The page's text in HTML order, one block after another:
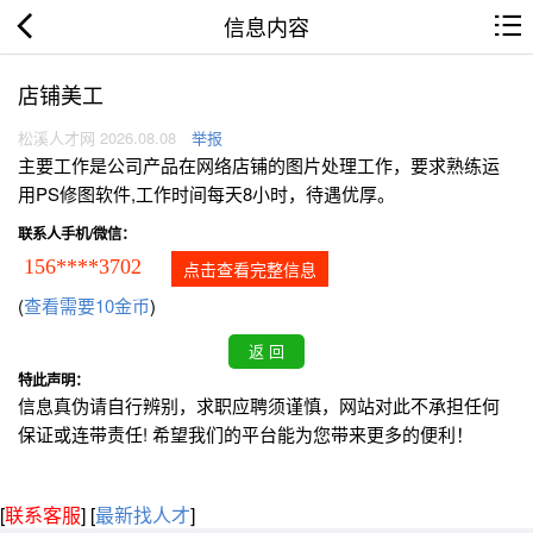
信息内容
店铺美工
松溪人才网 2026.08.08 举报
主要工作是公司产品在网络店铺的图片处理工作，要求熟练运
用PS修图软件,工作时间每天8小时，待遇优厚。
联系人手机/微信：
156****3702 点击查看完整信息
(查看需要10金币)
特此声明：
信息真伪请自行辨别，求职应聘须谨慎，网站对此不承担任何
保证或连带责任! 希望我们的平台能为您带来更多的便利！
[联系客服] [最新找人才]